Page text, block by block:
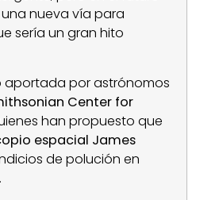
nueva vía para
sería un gran hito
aportada por astrónomos
Center for
han propuesto que
espacial James
de polución en